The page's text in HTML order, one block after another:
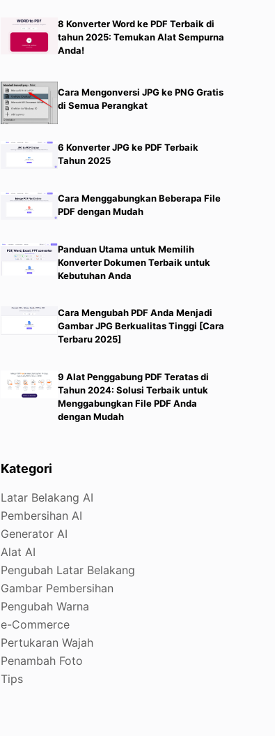
8 Konverter Word ke PDF Terbaik di
tahun 2025: Temukan Alat Sempurna
Anda!
Cara Mengonversi JPG ke PNG Gratis
di Semua Perangkat
6 Konverter JPG ke PDF Terbaik
Tahun 2025
Cara Menggabungkan Beberapa File
PDF dengan Mudah
Panduan Utama untuk Memilih
Konverter Dokumen Terbaik untuk
Kebutuhan Anda
Cara Mengubah PDF Anda Menjadi
Gambar JPG Berkualitas Tinggi [Cara
Terbaru 2025]
9 Alat Penggabung PDF Teratas di
Tahun 2024: Solusi Terbaik untuk
Menggabungkan File PDF Anda
dengan Mudah
Kategori
Latar Belakang AI
Pembersihan AI
Generator AI
Alat AI
Pengubah Latar Belakang
Gambar Pembersihan
Pengubah Warna
e-Commerce
Pertukaran Wajah
Penambah Foto
Tips